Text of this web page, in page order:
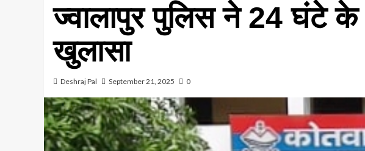
ज्वालापुर पुलिस ने 24 घंटे के
खुलासा
Deshraj Pal September 21, 2025 0